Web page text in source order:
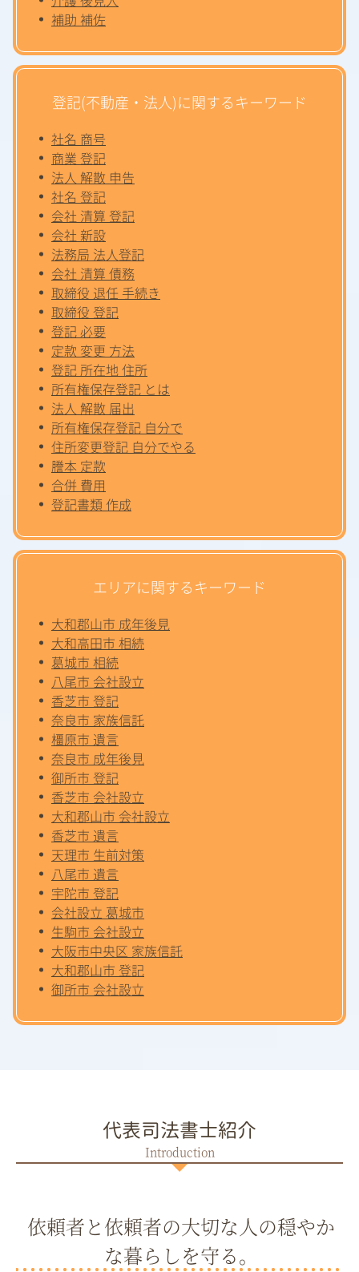
補助 補佐
登記(不動産・法人)に関するキーワード
社名 商号
商業 登記
法人 解散 申告
社名 登記
会社 清算 登記
会社 新設
法務局 法人登記
会社 清算 債務
取締役 退任 手続き
取締役 登記
登記 必要
定款 変更 方法
登記 所在地 住所
所有権保存登記 とは
法人 解散 届出
所有権保存登記 自分で
住所変更登記 自分でやる
謄本 定款
合併 費用
登記書類 作成
エリアに関するキーワード
大和郡山市 成年後見
大和高田市 相続
葛城市 相続
八尾市 会社設立
香芝市 登記
奈良市 家族信託
橿原市 遺言
奈良市 成年後見
御所市 登記
香芝市 会社設立
大和郡山市 会社設立
香芝市 遺言
天理市 生前対策
八尾市 遺言
宇陀市 登記
会社設立 葛城市
生駒市 会社設立
大阪市中央区 家族信託
大和郡山市 登記
御所市 会社設立
代表司法書士紹介
依頼者と依頼者の大切な人の穏やか
な暮らしを守る。